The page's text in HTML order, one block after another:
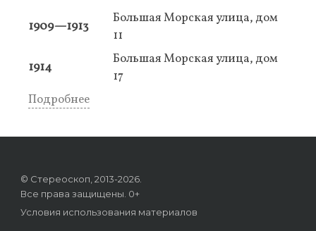
1909—1913
Большая Морская улица, дом
11
1914
Большая Морская улица, дом
17
Подробнее
© Стереоскоп, 2013-2026.
Все права защищены. 0+
Условия использования материалов